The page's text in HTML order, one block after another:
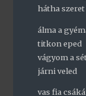
hátha szeret
álma a
titkon eped
vágyom a
járni veled
vas fia